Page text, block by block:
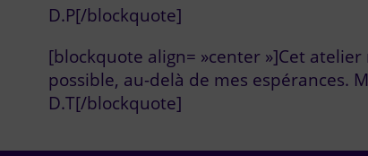
D.P[/blockquote]
[blockquote align= »center »]Cet
possible, au-delà de mes espérances.
D.T[/blockquote]